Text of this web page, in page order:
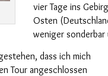
vier Tage ins
Osten (
weniger
dass ich mich
Tour angeschlossen